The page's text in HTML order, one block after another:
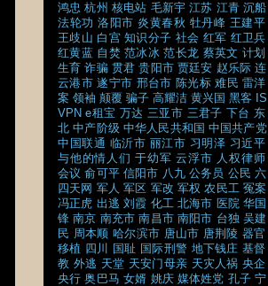
鸿忠 杭州 核电站 毛新宇 江苏 江青 沉船
法轮功 洛阳市 炎黄春秋 牡丹峰 王建平
王歧山 白宫 知识分子 社会 红军 红卫兵
红黄蓝 自焚 范冰冰 范长龙 蔡英文 计划
生育 诈骗 贯君 贵阳市 贾廷安 赵乐际 连
云港市 遂宁市 邢台市 陈光标 难民 雷洋
案 领袖 颠覆 骗子 高耀洁 黄兴国 黑客
IS
VPN e租宝 万达 三亚市 三君子 下台 东
北 中产阶级 中华人民共和国 中国共产党
中国联通 临沂市 丽江市 习明泽 习近平
与他的情人们 于幼军 云浮市 人权律师
会议 俞可平 信阳市 八九 公务员 公民 六
四天网 军人 军区 军改 军权 农民工 冤案
冯正虎 出逃 刘霞 化工 北海市 医院 华国
锋 南京 南充市 南昌市 南阳市 台独 吴建
民 周本顺 哈尔滨市 唐山市 唐荆陵 器官
移植 四川 国耻 国际刑警 地下钱庄 基督
教 外逃 天堂 天安门母亲 天灾人祸 央企
央行 奥巴马 女婿 姚庆 媒体姓党 孔子 宁